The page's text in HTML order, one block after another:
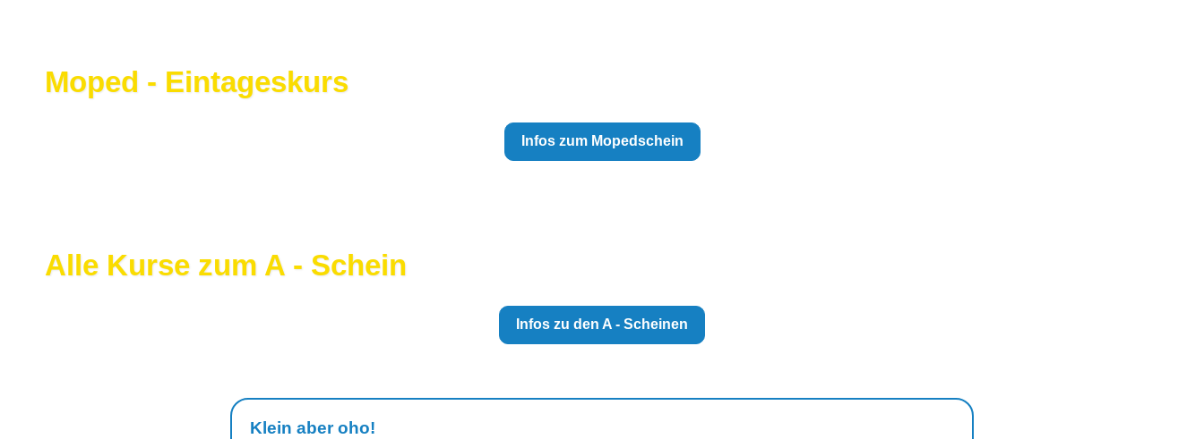
Moped - Eintageskurs
Infos zum Mopedschein
Alle Kurse zum A - Schein
Infos zu den A - Scheinen
Klein aber oho!